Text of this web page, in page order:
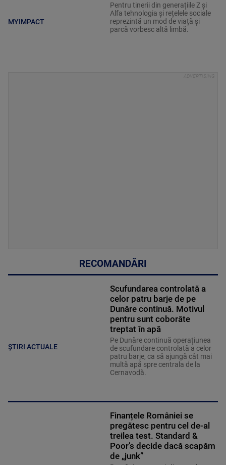
MYIMPACT
Pentru tinerii din generațiile Z și
Alfa tehnologia și rețelele sociale
reprezintă un mod de viață și
parcă vorbesc altă limbă.
RECOMANDĂRI
ȘTIRI ACTUALE
Scufundarea controlată a
celor patru barje de pe
Dunăre continuă. Motivul
pentru sunt coborâte
treptat în apă
Pe Dunăre continuă operațiunea
de scufundare controlată a celor
patru barje, ca să ajungă cât mai
multă apă spre centrala de la
Cernavodă.
Finanțele României se
pregătesc pentru cel de-al
treilea test. Standard &
Poor’s decide dacă scapăm
de „junk”